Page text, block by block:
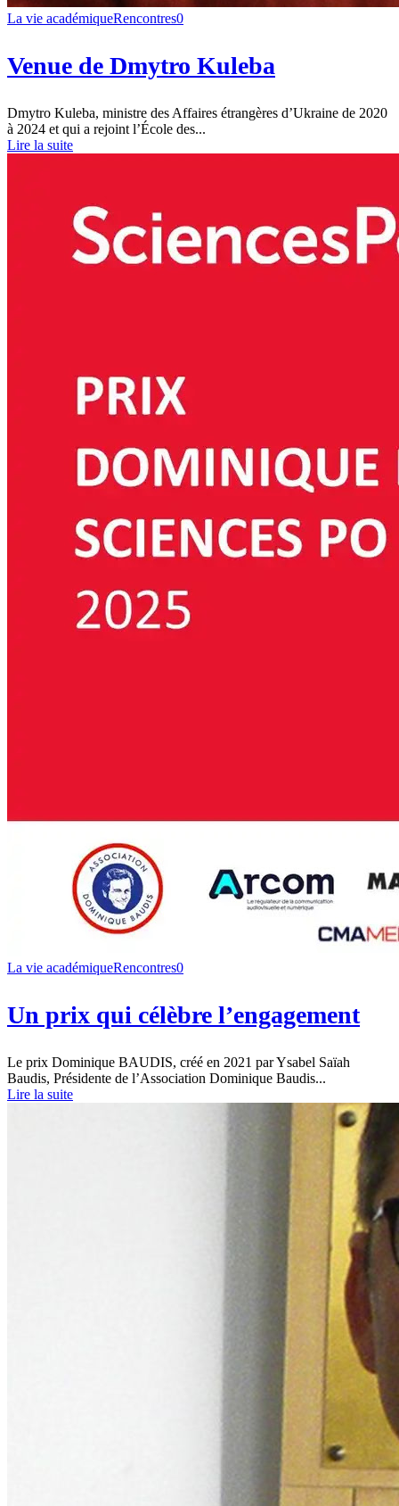
La vie académiqueRencontres0
Venue de Dmytro Kuleba
Dmytro Kuleba, ministre des Affaires étrangères d’Ukraine de 2020
à 2024 et qui a rejoint l’École des...
Lire la suite
La vie académiqueRencontres0
Un prix qui célèbre l’engagement
Le prix Dominique BAUDIS, créé en 2021 par Ysabel Saïah
Baudis, Présidente de l’Association Dominique Baudis...
Lire la suite